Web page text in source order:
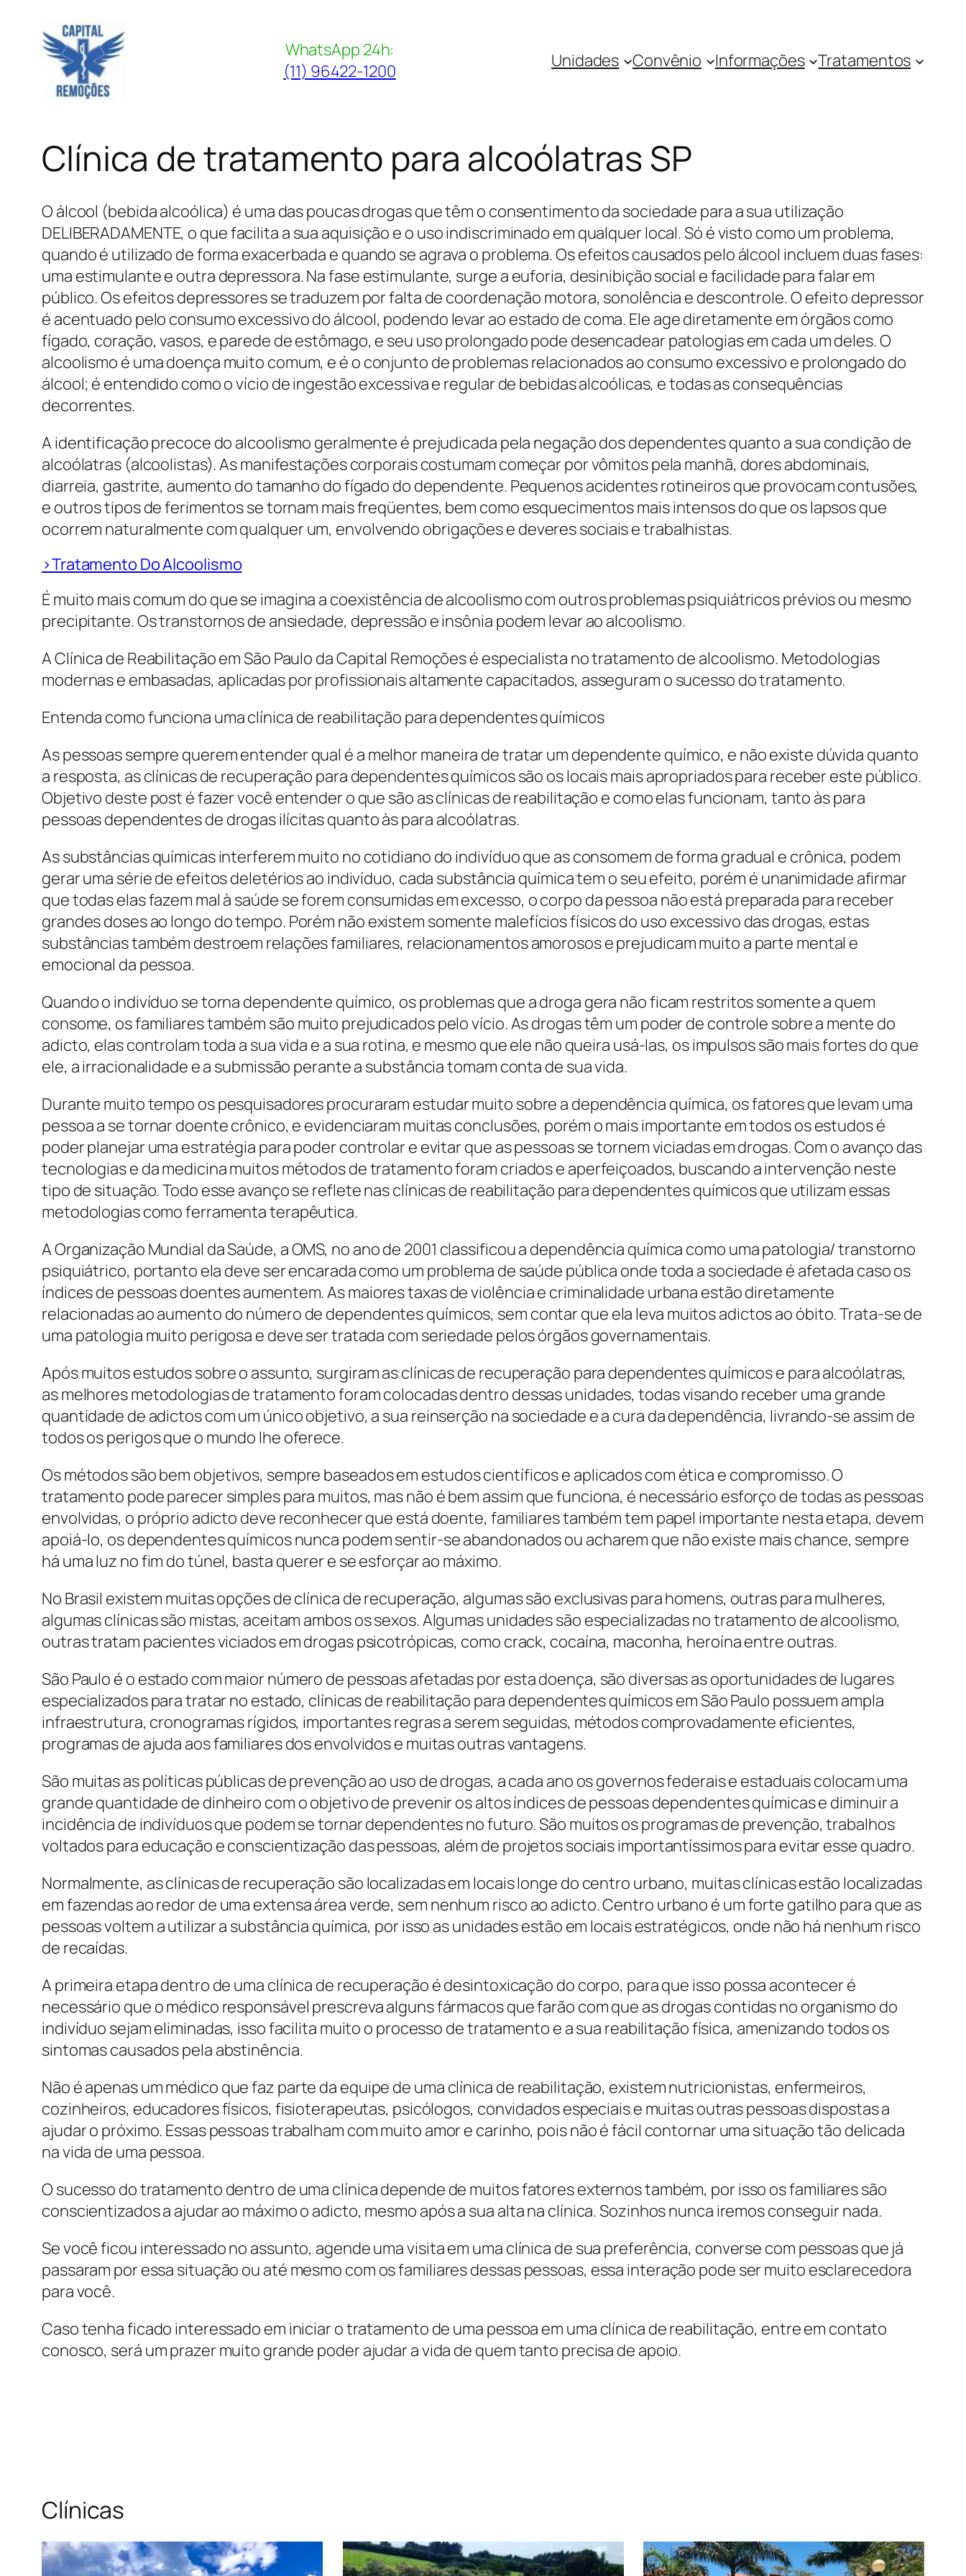
conteúdo
WhatsApp 24h:
(11) 96422-1200
Unidades Convênio Informações Tratamentos
Clínica de tratamento para alcoólatras SP
O álcool (bebida alcoólica) é uma das poucas drogas que têm o consentimento da sociedade para a sua utilização
DELIBERADAMENTE, o que facilita a sua aquisição e o uso indiscriminado em qualquer local. Só é visto como um problema,
quando é utilizado de forma exacerbada e quando se agrava o problema. Os efeitos causados pelo álcool incluem duas fases:
uma estimulante e outra depressora. Na fase estimulante, surge a euforia, desinibição social e facilidade para falar em
público. Os efeitos depressores se traduzem por falta de coordenação motora, sonolência e descontrole. O efeito depressor
é acentuado pelo consumo excessivo do álcool, podendo levar ao estado de coma. Ele age diretamente em órgãos como
fígado, coração, vasos, e parede de estômago, e seu uso prolongado pode desencadear patologias em cada um deles. O
alcoolismo é uma doença muito comum, e é o conjunto de problemas relacionados ao consumo excessivo e prolongado do
álcool; é entendido como o vício de ingestão excessiva e regular de bebidas alcoólicas, e todas as consequências
decorrentes.
A identificação precoce do alcoolismo geralmente é prejudicada pela negação dos dependentes quanto a sua condição de
alcoólatras (alcoolistas). As manifestações corporais costumam começar por vômitos pela manhã, dores abdominais,
diarreia, gastrite, aumento do tamanho do fígado do dependente. Pequenos acidentes rotineiros que provocam contusões,
e outros tipos de ferimentos se tornam mais freqüentes, bem como esquecimentos mais intensos do que os lapsos que
ocorrem naturalmente com qualquer um, envolvendo obrigações e deveres sociais e trabalhistas.
>Tratamento Do Alcoolismo
É muito mais comum do que se imagina a coexistência de alcoolismo com outros problemas psiquiátricos prévios ou mesmo
precipitante. Os transtornos de ansiedade, depressão e insônia podem levar ao alcoolismo.
A Clínica de Reabilitação em São Paulo da Capital Remoções é especialista no tratamento de alcoolismo. Metodologias
modernas e embasadas, aplicadas por profissionais altamente capacitados, asseguram o sucesso do tratamento.
Entenda como funciona uma clínica de reabilitação para dependentes químicos
As pessoas sempre querem entender qual é a melhor maneira de tratar um dependente químico, e não existe dúvida quanto
a resposta, as clínicas de recuperação para dependentes químicos são os locais mais apropriados para receber este público.
Objetivo deste post é fazer você entender o que são as clínicas de reabilitação e como elas funcionam, tanto às para
pessoas dependentes de drogas ilícitas quanto às para alcoólatras.
As substâncias químicas interferem muito no cotidiano do indivíduo que as consomem de forma gradual e crônica, podem
gerar uma série de efeitos deletérios ao indivíduo, cada substância química tem o seu efeito, porém é unanimidade afirmar
que todas elas fazem mal à saúde se forem consumidas em excesso, o corpo da pessoa não está preparada para receber
grandes doses ao longo do tempo. Porém não existem somente malefícios físicos do uso excessivo das drogas, estas
substâncias também destroem relações familiares, relacionamentos amorosos e prejudicam muito a parte mental e
emocional da pessoa.
Quando o indivíduo se torna dependente químico, os problemas que a droga gera não ficam restritos somente a quem
consome, os familiares também são muito prejudicados pelo vício. As drogas têm um poder de controle sobre a mente do
adicto, elas controlam toda a sua vida e a sua rotina, e mesmo que ele não queira usá-las, os impulsos são mais fortes do que
ele, a irracionalidade e a submissão perante a substância tomam conta de sua vida.
Durante muito tempo os pesquisadores procuraram estudar muito sobre a dependência química, os fatores que levam uma
pessoa a se tornar doente crônico, e evidenciaram muitas conclusões, porém o mais importante em todos os estudos é
poder planejar uma estratégia para poder controlar e evitar que as pessoas se tornem viciadas em drogas. Com o avanço das
tecnologias e da medicina muitos métodos de tratamento foram criados e aperfeiçoados, buscando a intervenção neste
tipo de situação. Todo esse avanço se reflete nas clínicas de reabilitação para dependentes químicos que utilizam essas
metodologias como ferramenta terapêutica.
A Organização Mundial da Saúde, a OMS, no ano de 2001 classificou a dependência química como uma patologia/ transtorno
psiquiátrico, portanto ela deve ser encarada como um problema de saúde pública onde toda a sociedade é afetada caso os
índices de pessoas doentes aumentem. As maiores taxas de violência e criminalidade urbana estão diretamente
relacionadas ao aumento do número de dependentes químicos, sem contar que ela leva muitos adictos ao óbito. Trata-se de
uma patologia muito perigosa e deve ser tratada com seriedade pelos órgãos governamentais.
Após muitos estudos sobre o assunto, surgiram as clínicas de recuperação para dependentes químicos e para alcoólatras,
as melhores metodologias de tratamento foram colocadas dentro dessas unidades, todas visando receber uma grande
quantidade de adictos com um único objetivo, a sua reinserção na sociedade e a cura da dependência, livrando-se assim de
todos os perigos que o mundo lhe oferece.
Os métodos são bem objetivos, sempre baseados em estudos científicos e aplicados com ética e compromisso. O
tratamento pode parecer simples para muitos, mas não é bem assim que funciona, é necessário esforço de todas as pessoas
envolvidas, o próprio adicto deve reconhecer que está doente, familiares também tem papel importante nesta etapa, devem
apoiá-lo, os dependentes químicos nunca podem sentir-se abandonados ou acharem que não existe mais chance, sempre
há uma luz no fim do túnel, basta querer e se esforçar ao máximo.
No Brasil existem muitas opções de clínica de recuperação, algumas são exclusivas para homens, outras para mulheres,
algumas clínicas são mistas, aceitam ambos os sexos. Algumas unidades são especializadas no tratamento de alcoolismo,
outras tratam pacientes viciados em drogas psicotrópicas, como crack, cocaína, maconha, heroína entre outras.
São Paulo é o estado com maior número de pessoas afetadas por esta doença, são diversas as oportunidades de lugares
especializados para tratar no estado, clínicas de reabilitação para dependentes químicos em São Paulo possuem ampla
infraestrutura, cronogramas rígidos, importantes regras a serem seguidas, métodos comprovadamente eficientes,
programas de ajuda aos familiares dos envolvidos e muitas outras vantagens.
São muitas as políticas públicas de prevenção ao uso de drogas, a cada ano os governos federais e estaduais colocam uma
grande quantidade de dinheiro com o objetivo de prevenir os altos índices de pessoas dependentes químicas e diminuir a
incidência de indivíduos que podem se tornar dependentes no futuro. São muitos os programas de prevenção, trabalhos
voltados para educação e conscientização das pessoas, além de projetos sociais importantíssimos para evitar esse quadro.
Normalmente, as clínicas de recuperação são localizadas em locais longe do centro urbano, muitas clínicas estão localizadas
em fazendas ao redor de uma extensa área verde, sem nenhum risco ao adicto. Centro urbano é um forte gatilho para que as
pessoas voltem a utilizar a substância química, por isso as unidades estão em locais estratégicos, onde não há nenhum risco
de recaídas.
A primeira etapa dentro de uma clínica de recuperação é desintoxicação do corpo, para que isso possa acontecer é
necessário que o médico responsável prescreva alguns fármacos que farão com que as drogas contidas no organismo do
indivíduo sejam eliminadas, isso facilita muito o processo de tratamento e a sua reabilitação física, amenizando todos os
sintomas causados pela abstinência.
Não é apenas um médico que faz parte da equipe de uma clínica de reabilitação, existem nutricionistas, enfermeiros,
cozinheiros, educadores físicos, fisioterapeutas, psicólogos, convidados especiais e muitas outras pessoas dispostas a
ajudar o próximo. Essas pessoas trabalham com muito amor e carinho, pois não é fácil contornar uma situação tão delicada
na vida de uma pessoa.
O sucesso do tratamento dentro de uma clínica depende de muitos fatores externos também, por isso os familiares são
conscientizados a ajudar ao máximo o adicto, mesmo após a sua alta na clínica. Sozinhos nunca iremos conseguir nada.
Se você ficou interessado no assunto, agende uma visita em uma clínica de sua preferência, converse com pessoas que já
passaram por essa situação ou até mesmo com os familiares dessas pessoas, essa interação pode ser muito esclarecedora
para você.
Caso tenha ficado interessado em iniciar o tratamento de uma pessoa em uma clínica de reabilitação, entre em contato
conosco, será um prazer muito grande poder ajudar a vida de quem tanto precisa de apoio.
Clínicas